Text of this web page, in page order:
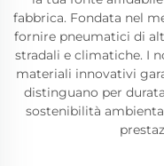
fabbrica. Fondata nel
fornire pneumatici di
stradali e climatiche. I
materiali innovativi
distinguano per
sostenibilità